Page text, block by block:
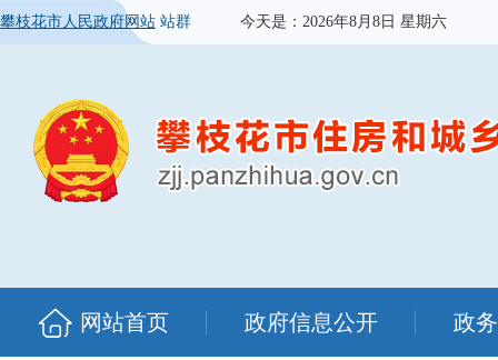
攀枝花市人民政府网站 站群 今天是： 2026年8月8日 星期六
网站首页 政府信息公开 政